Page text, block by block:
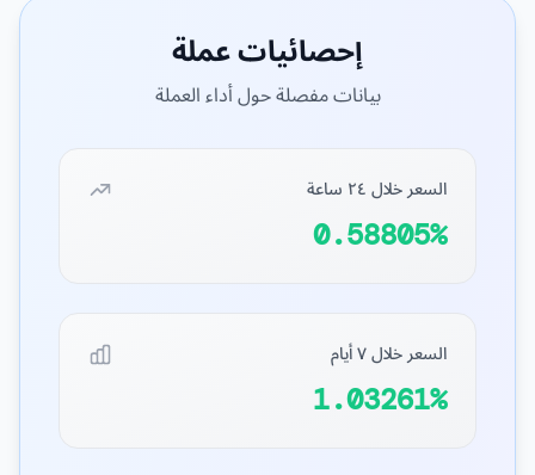
إحصائيات عملة
بيانات مفصلة حول أداء العملة
السعر خلال ٢٤ ساعة
0.58805%
السعر خلال ٧ أيام
1.03261%